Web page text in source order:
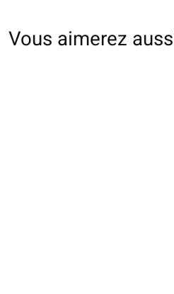
Vous aimerez